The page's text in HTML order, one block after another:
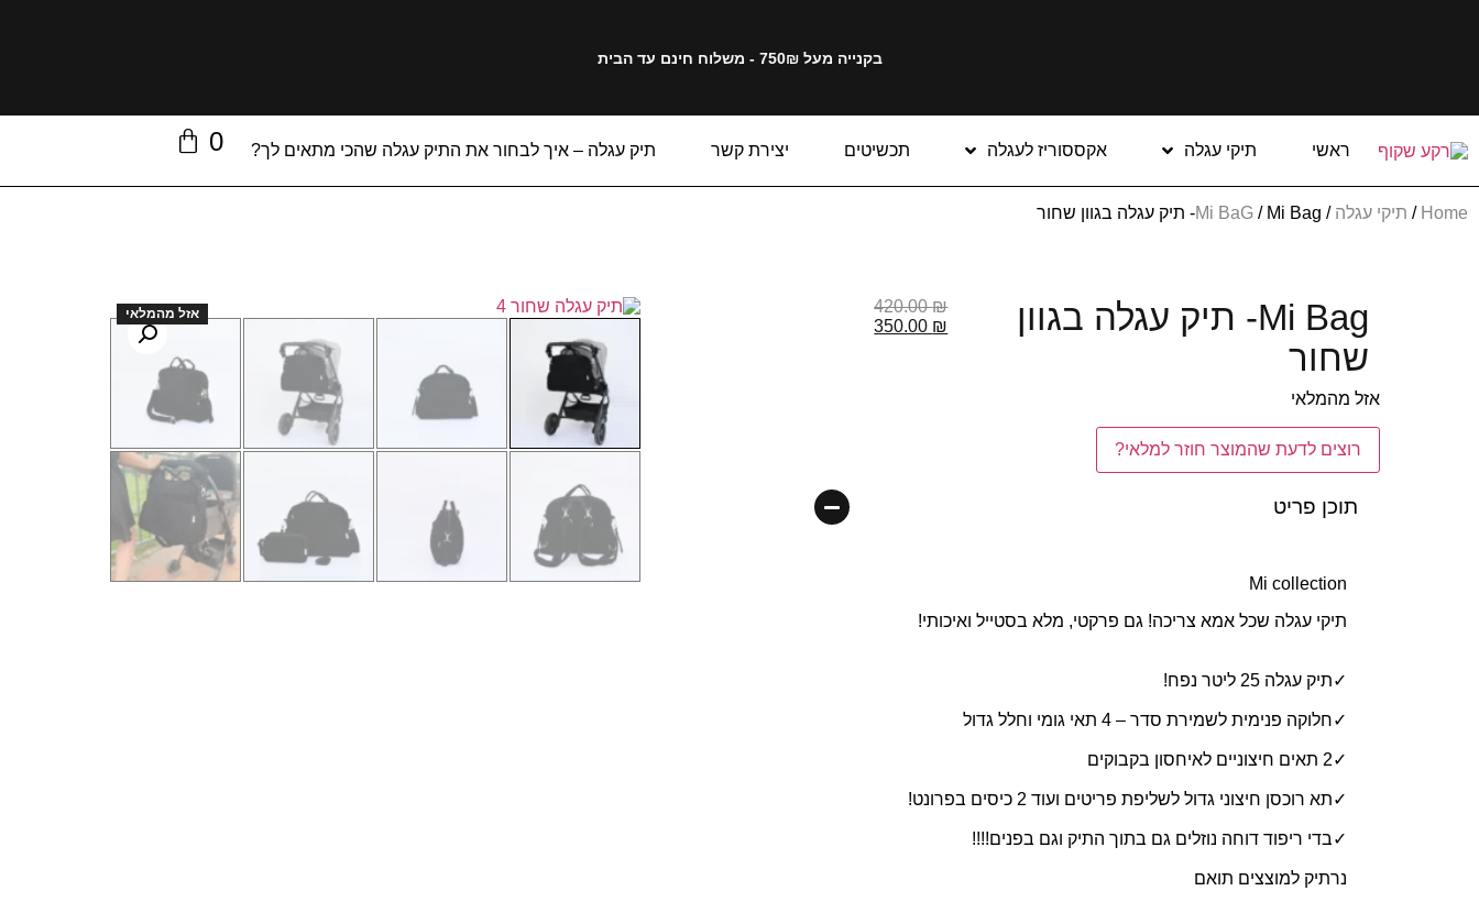
בקנייה מעל 750₪ - משלוח חינם עד הבית
ראשי תיקי עגלה אקססוריז לעגלה תכשיטים יצירת קשר תיק עגלה – איך לבחור את התיק עגלה שהכי מתאים לך? 0
Home
/ תיקי עגלה /
Mi BaG / Mi Bag- תיק עגלה בגוון שחור
Mi Bag- תיק עגלה בגוון
שחור
420.00₪
350.00 ₪
אזל מהמלאי
תוכן פריט
Mi collection
תיקי עגלה שכל אמא צריכה! גם פרקטי, מלא בסטייל ואיכותי!
✓תיק עגלה 25 ליטר נפח!
✓חלוקה פנימית לשמירת סדר – 4 תאי גומי וחלל גדול
✓2 תאים חיצוניים לאיחסון בקבוקים
✓תא רוכסן חיצוני גדול לשליפת פריטים ועוד 2 כיסים בפרונט!
✓בדי ריפוד דוחה נוזלים גם בתוך התיק וגם בפנים!!!!
נרתיק למוצצים תואם